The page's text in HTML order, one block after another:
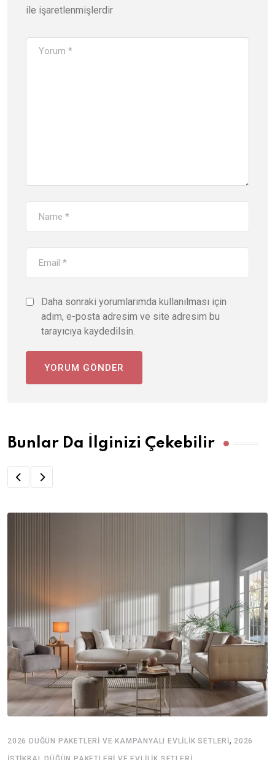
ile işaretlenmişlerdir
Daha sonraki yorumlarımda kullanılması için
adım, e-posta adresim ve site adresim bu
tarayıcıya kaydedilsin.
Bunlar Da İlginizi Çekebilir
2026 DÜĞÜN PAKETLERI VE KAMPANYALI EVLILIK SETLERI, 2026